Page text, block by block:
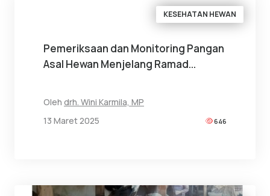
KESEHATAN HEWAN
Pemeriksaan dan Monitoring Pangan
Asal Hewan Menjelang Ramad...
Oleh drh. Wini Karmila, MP
13 Maret 2025
646